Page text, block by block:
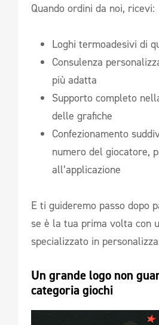
Quando ordini da noi, ricevi:
Loghi termoadesivi di
Consulenza
più adatta
Supporto completo
delle grafiche
Confezionamento
numero del giocatore,
all’applicazione
E ti guideremo passo dopo
se è la tua prima volta con
specializzato in
Un grande logo non
categoria giochi